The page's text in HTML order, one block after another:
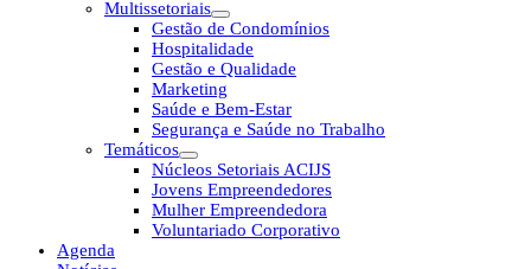
Multissetoriais
Gestão de Condomínios
Hospitalidade
Gestão e Qualidade
Marketing
Saúde e Bem-Estar
Segurança e Saúde no Trabalho
Temáticos
Núcleos Setoriais ACIJS
Jovens Empreendedores
Mulher Empreendedora
Voluntariado Corporativo
Agenda